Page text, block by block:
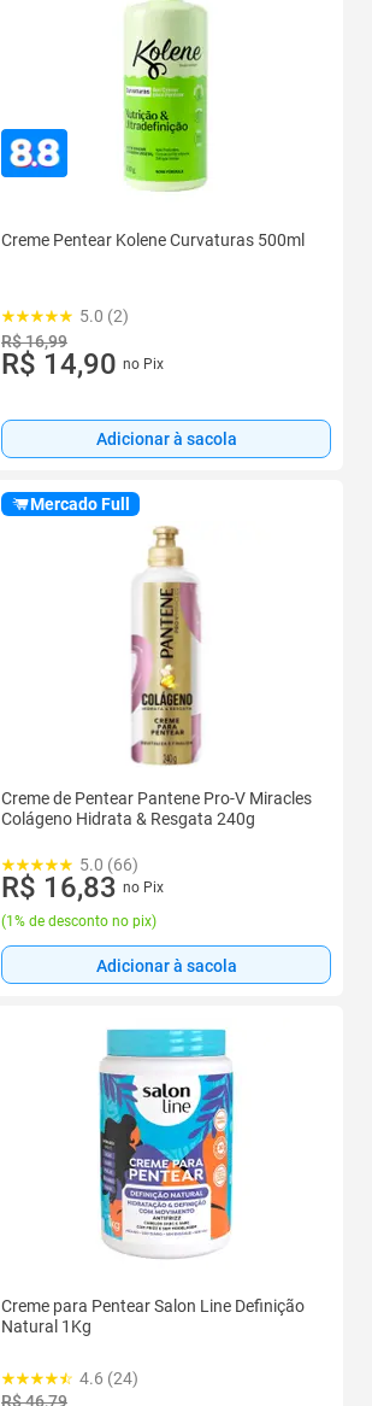
Creme Pentear Kolene Curvaturas 500ml
5.0 (2)
R$ 16,99
R$ 14,90 no Pix
Adicionar à sacola
Mercado Full
Creme de Pentear Pantene Pro-V Miracles
Colágeno Hidrata & Resgata 240g
5.0 (66)
R$ 16,83 no Pix
(1% de desconto no pix)
Adicionar à sacola
Creme para Pentear Salon Line Definição
Natural 1Kg
4.6 (24)
R$ 46,79